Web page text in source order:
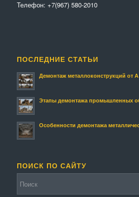
Телефон: +7(967) 580-2010
ПОСЛЕДНИЕ СТАТЬИ
Демонтаж металлоконструкций от
Этапы демонтажа промышленных
Особенности демонтажа
ПОИСК ПО САЙТУ